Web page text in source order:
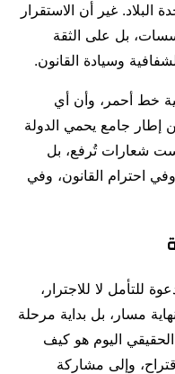
غير أن الاستقرار
بل على الثقة
وسيادة القانون.
خط أحمر، وأن أي
جامع يحمي الدولة
شعارات تُرفع، بل
احترام القانون، وفي
هو دعوة للتأمل لا للاجترار،
مسار، بل بداية مرحلة
اليوم هو كيف
وإلى مشاركة